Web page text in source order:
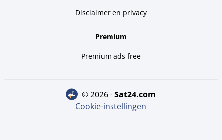
Disclaimer en privacy
Premium
Premium ads free
© 2026 - sat24.com
Cookie-instellingen